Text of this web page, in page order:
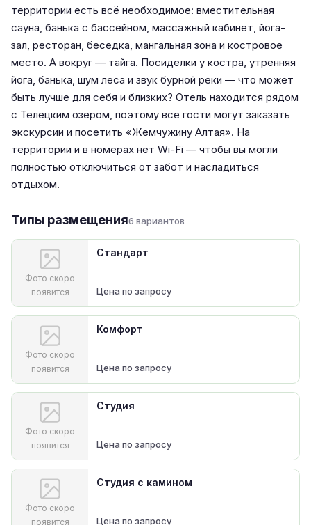
территории есть всё необходимое: вместительная
сауна, банька с бассейном, массажный кабинет, йога-
зал, ресторан, беседка, мангальная зона и костровое
место. А вокруг — тайга. Посиделки у костра, утренняя
йога, банька, шум леса и звук бурной реки — что может
быть лучше для себя и близких? Отель находится рядом
с Телецким озером, поэтому все гости могут заказать
экскурсии и посетить «Жемчужину Алтая». На
территории и в номерах нет Wi-Fi — чтобы вы могли
полностью отключиться от забот и насладиться
отдыхом.
Типы размещения6 вариантов
Фото скоро
появится
Стандарт
Цена по запросу
Фото скоро
появится
Комфорт
Цена по запросу
Фото скоро
появится
Студия
Цена по запросу
Фото скоро
появится
Студия с камином
Цена по запросу